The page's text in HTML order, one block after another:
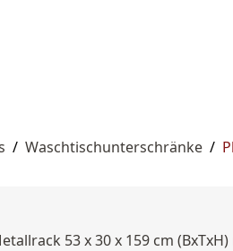
/ Waschtischunterschränke /
53 x 30 x 159 cm